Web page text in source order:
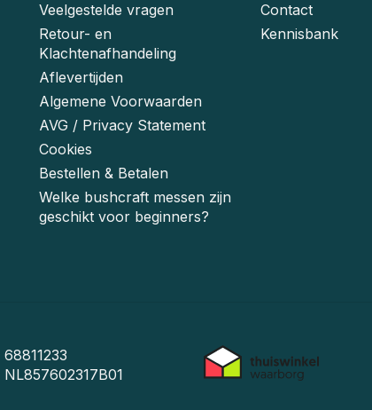
Veelgestelde vragen
Retour- en
Klachtenafhandeling
Aflevertijden
Algemene Voorwaarden
AVG / Privacy Statement
Cookies
Bestellen & Betalen
Welke bushcraft messen zijn
geschikt voor beginners?
Contact
Kennisbank
68811233
NL857602317B01